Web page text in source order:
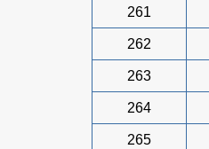
261
262
263
264
265